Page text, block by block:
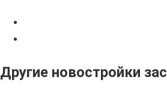
Другие новостройки